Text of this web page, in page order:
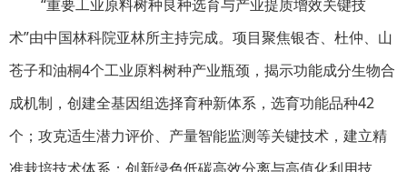
“重要工业原料树种良种选育与产业提质增效关键技
术”由中国林科院亚林所主持完成。项目聚焦银杏、杜仲、山
苍子和油桐4个工业原料树种产业瓶颈，揭示功能成分生物合
成机制，创建全基因组选择育种新体系，选育功能品种42
个；攻克适生潜力评价、产量智能监测等关键技术，建立精